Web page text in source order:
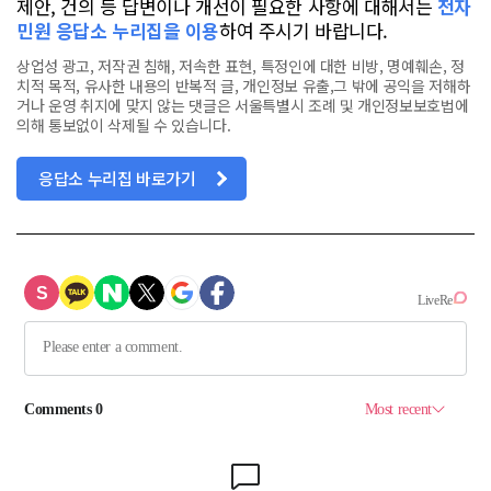
제안, 건의 등 답변이나 개선이 필요한 사항에 대해서는 전자
민원 응답소 누리집을 이용하여 주시기 바랍니다.
상업성 광고, 저작권 침해, 저속한 표현, 특정인에 대한 비방, 명예훼손, 정
치적 목적, 유사한 내용의 반복적 글, 개인정보 유출,그 밖에 공익을 저해하
거나 운영 취지에 맞지 않는 댓글은 서울특별시 조례 및 개인정보보호법에
의해 통보없이 삭제될 수 있습니다.
응답소 누리집 바로가기